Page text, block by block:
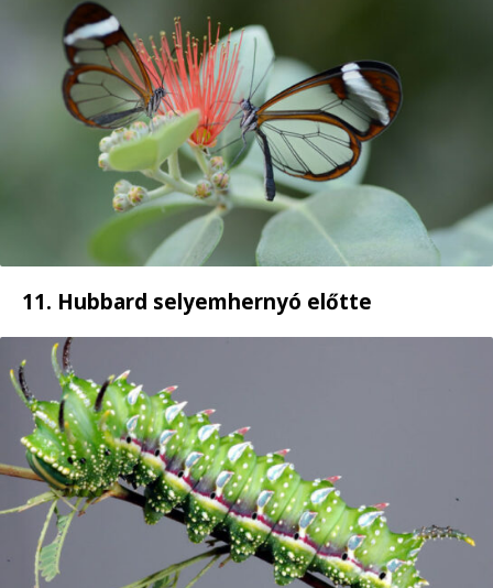
11. Hubbard selyemhernyó előtte